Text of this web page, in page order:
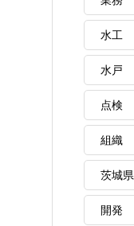
水工
水戸
点検
組織
茨城県
開発